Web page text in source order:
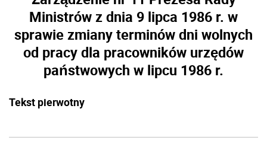
Ministrów z dnia 9 lipca 1986 r. w
sprawie zmiany terminów dni wolnych
od pracy dla pracowników urzędów
państwowych w lipcu 1986 r.
Tekst pierwotny